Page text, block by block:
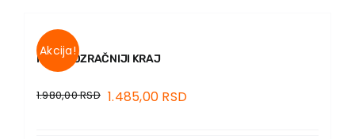
Akcija!
NAJPROZRAČNIJI KRAJ
1.980,00RSD 1.485,00 RSD